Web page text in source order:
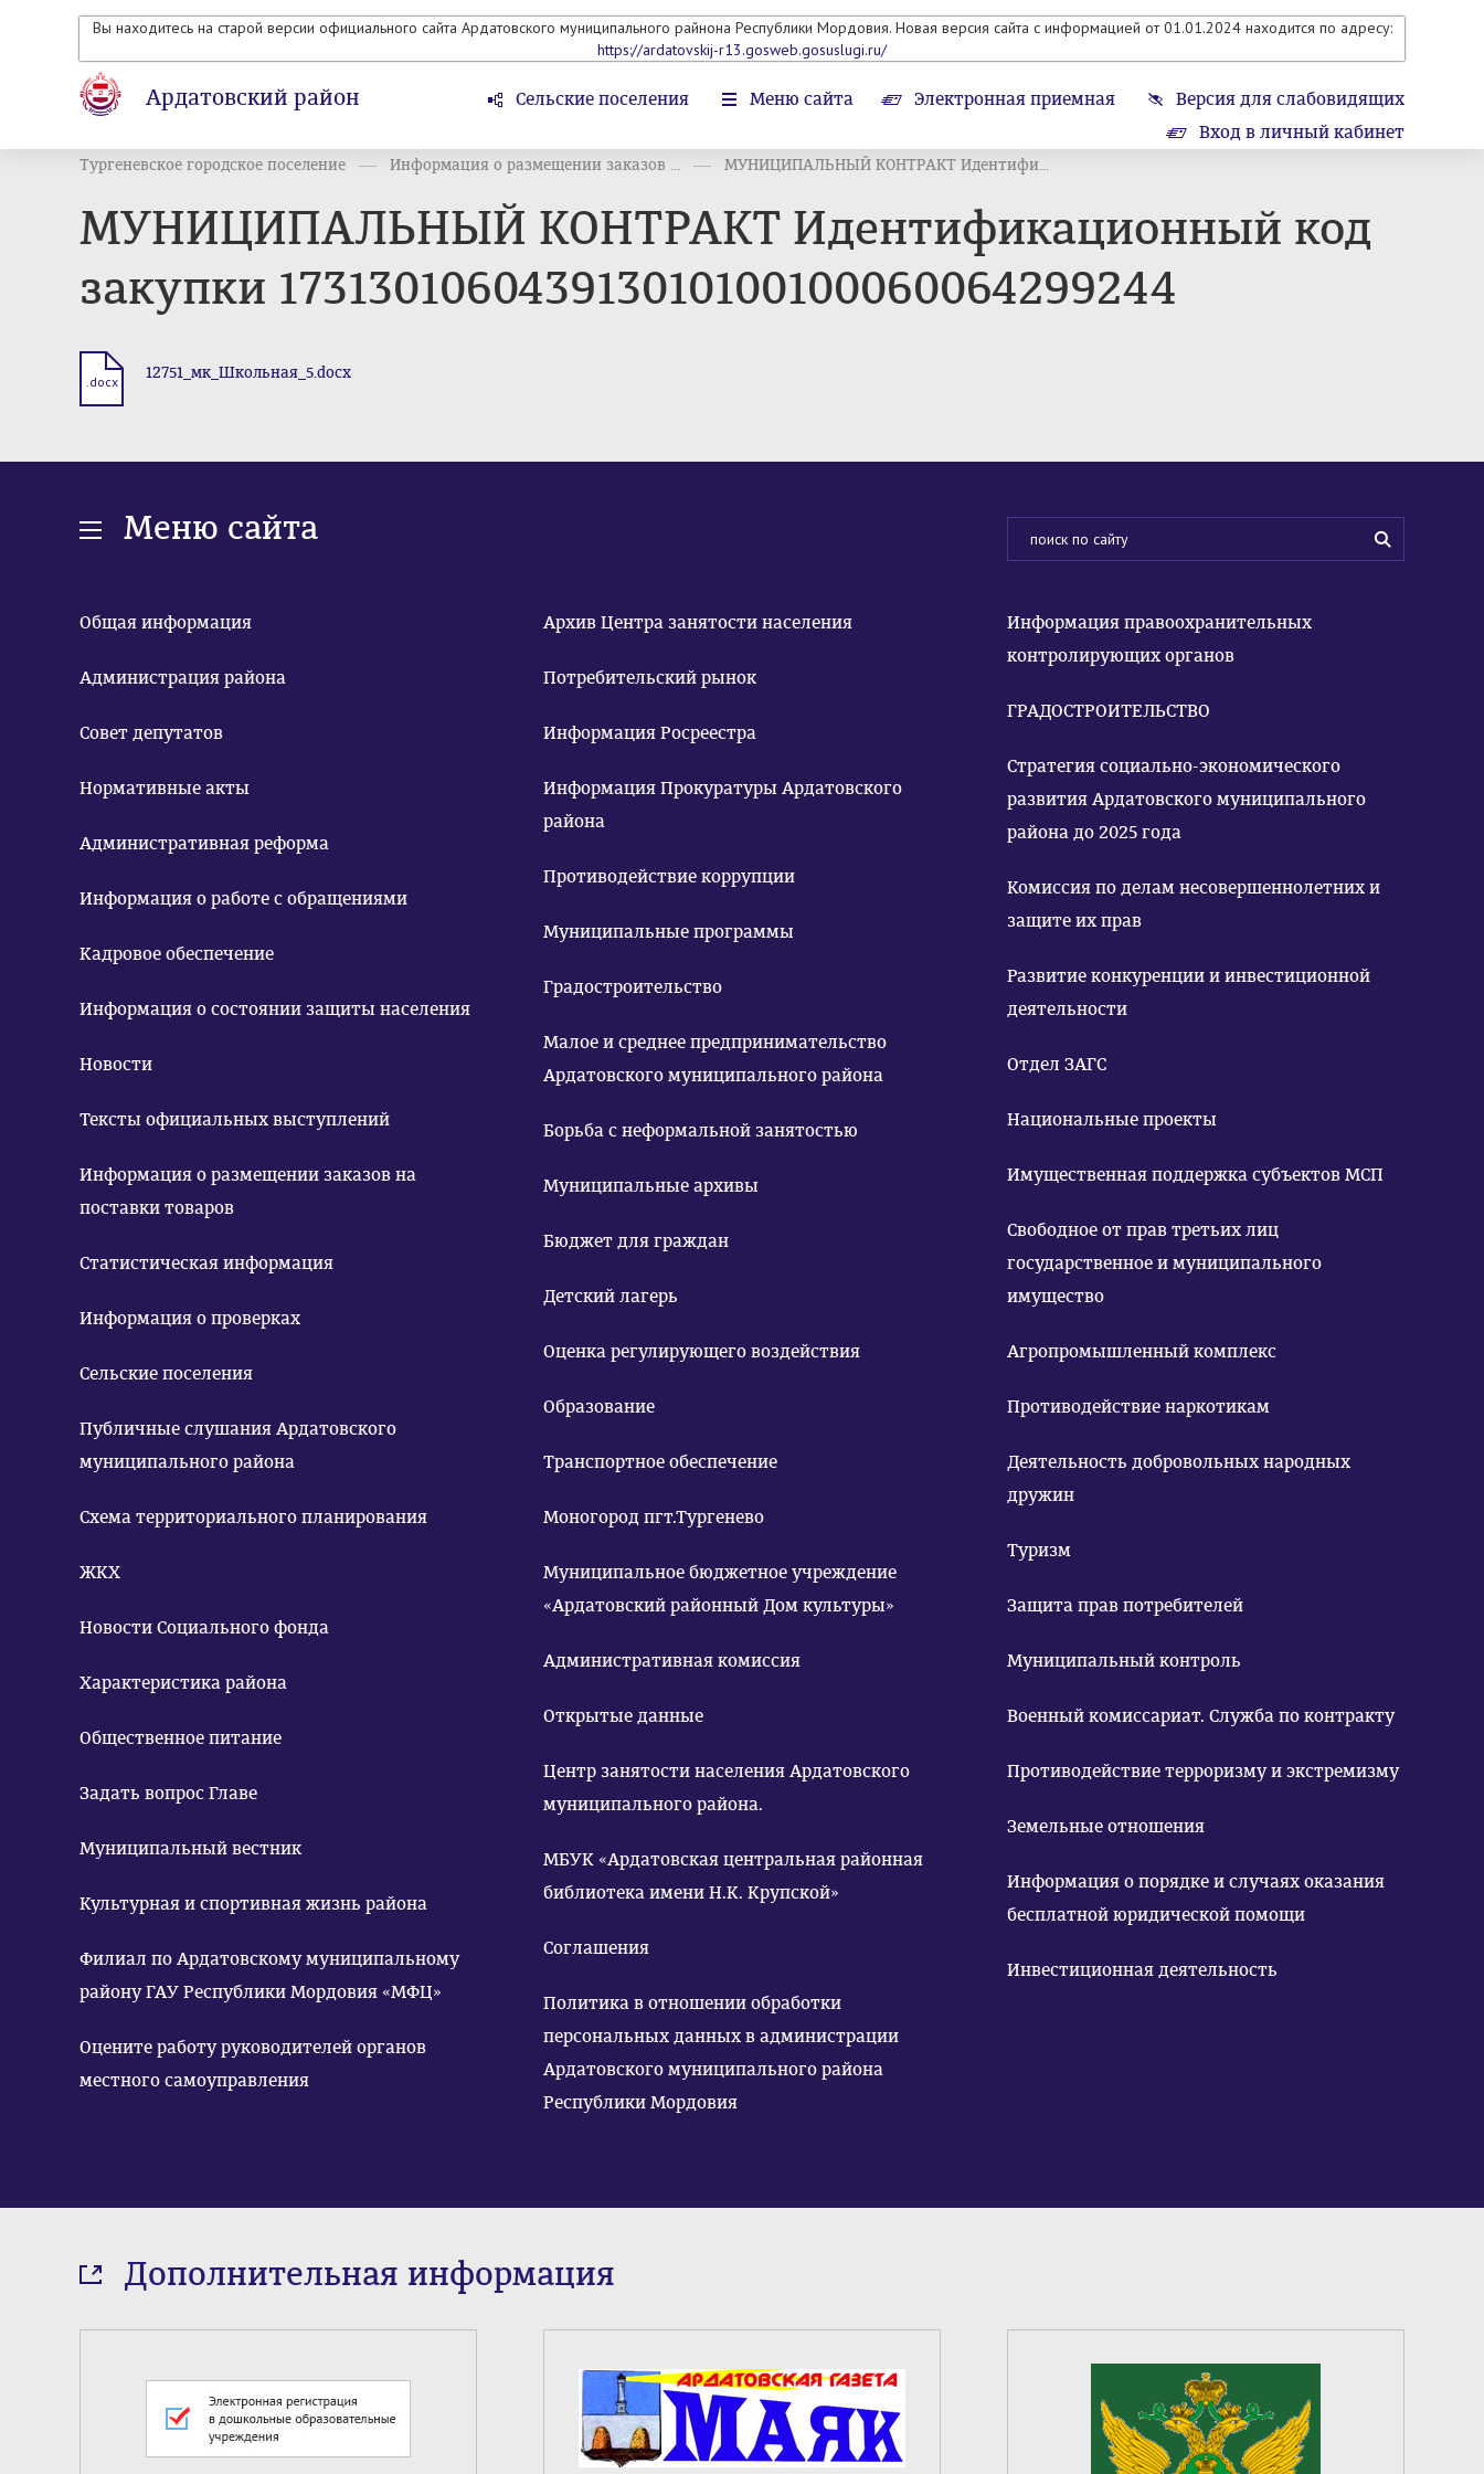
Вы находитесь на старой версии официального сайта Ардатовского муниципального райнона Республики Мордовия. Новая версия сайта с информацией от 01.01.2024 находится по адресу:
https://ardatovskij-r13.gosweb.gosuslugi.ru/
Ардатовский район Сельские поселения Меню сайта Электронная приемная
Версия для слабовидящих
Вход в личный кабинет
Тургеневское городское поселение Информация о размещении заказов ... МУНИЦИПАЛЬНЫЙ КОНТРАКТ Идентифи...
МУНИЦИПАЛЬНЫЙ КОНТРАКТ Идентификационный код
закупки 173130106043913010100100060064299244
.docx 12751_мк_Школьная_5.docx
Меню сайта
Общая информация
Администрация района
Совет депутатов
Нормативные акты
Административная реформа
Информация о работе с обращениями
Кадровое обеспечение
Информация о состоянии защиты населения
Новости
Тексты официальных выступлений
Информация о размещении заказов на
поставки товаров
Статистическая информация
Информация о проверках
Сельские поселения
Публичные слушания Ардатовского
муниципального района
Схема территориального планирования
ЖКХ
Новости Социального фонда
Характеристика района
Общественное питание
Задать вопрос Главе
Муниципальный вестник
Культурная и спортивная жизнь района
Филиал по Ардатовскому муниципальному
району ГАУ Республики Мордовия «МФЦ»
Оцените работу руководителей органов
местного самоуправления
Архив Центра занятости населения
Потребительский рынок
Информация Росреестра
Информация Прокуратуры Ардатовского
района
Противодействие коррупции
Муниципальные программы
Градостроительство
Малое и среднее предпринимательство
Ардатовского муниципального района
Борьба с неформальной занятостью
Муниципальные архивы
Бюджет для граждан
Детский лагерь
Оценка регулирующего воздействия
Образование
Транспортное обеспечение
Моногород пгт.Тургенево
Муниципальное бюджетное учреждение
«Ардатовский районный Дом культуры»
Административная комиссия
Открытые данные
Центр занятости населения Ардатовского
муниципального района.
МБУК «Ардатовская центральная районная
библиотека имени Н.К. Крупской»
Соглашения
Политика в отношении обработки
персональных данных в администрации
Ардатовского муниципального района
Республики Мордовия
Информация правоохранительных
контролирующих органов
ГРАДОСТРОИТЕЛЬСТВО
Стратегия социально-экономического
развития Ардатовского муниципального
района до 2025 года
Комиссия по делам несовершеннолетних и
защите их прав
Развитие конкуренции и инвестиционной
деятельности
Отдел ЗАГС
Национальные проекты
Имущественная поддержка субъектов МСП
Свободное от прав третьих лиц
государственное и муниципального
имущество
Агропромышленный комплекс
Противодействие наркотикам
Деятельность добровольных народных
дружин
Туризм
Защита прав потребителей
Муниципальный контроль
Военный комиссариат. Служба по контракту
Противодействие терроризму и экстремизму
Земельные отношения
Информация о порядке и случаях оказания
бесплатной юридической помощи
Инвестиционная деятельность
Дополнительная информация